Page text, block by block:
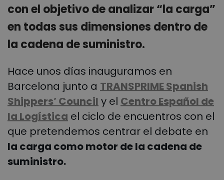
con el objetivo de analizar “la carga”
en todas sus dimensiones dentro de
la cadena de suministro.
Hace unos días inauguramos en
Barcelona junto a TRANSPRIME Spanish
Shippers’ Council y el Centro Español de
la Logística el ciclo de encuentros con el
que pretendemos centrar el debate en
la carga como motor de la cadena de
suministro.